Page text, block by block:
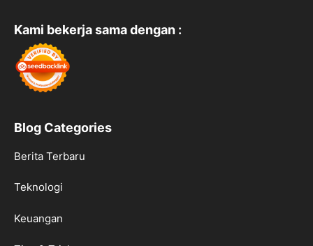
Kami bekerja sama dengan :
Blog Categories
Berita Terbaru
Teknologi
Keuangan